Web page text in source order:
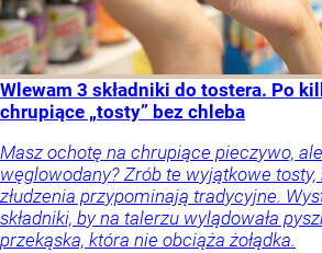
Wlewam 3 składniki do tostera. Po
chrupiące „tosty” bez chleba
Masz ochotę na chrupiące pieczywo,
węglowodany? Zrób te wyjątkowe
złudzenia przypominają tradycyjne.
składniki, by na talerzu wylądowała
przekąska, która nie obciąża żołądka.